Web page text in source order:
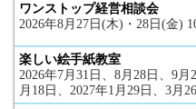
ワンストップ経営相談会
2026年8月27日(木)・28日(金)
楽しい絵手紙教室
2026年7月31日、8月28日、9
月18日、2027年1月29日、3